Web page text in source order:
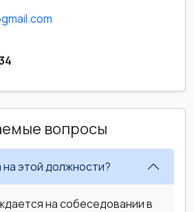
вопросы
на этой должности?
на собеседовании в